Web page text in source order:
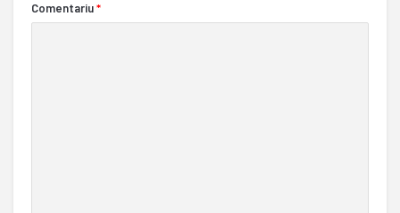
Comentariu*